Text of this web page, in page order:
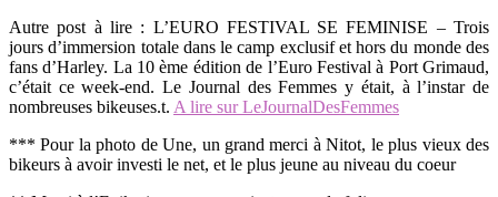
Autre post à lire : L’EURO FESTIVAL SE FEMINISE – Trois
jours d’immersion totale dans le camp exclusif et hors du monde des
fans d’Harley. La 10 ème édition de l’Euro Festival à Port Grimaud,
c’était ce week-end. Le Journal des Femmes y était, à l’instar de
nombreuses bikeuses.t. A lire sur LeJournalDesFemmes
*** Pour la photo de Une, un grand merci à Nitot, le plus vieux des
bikeurs à avoir investi le net, et le plus jeune au niveau du coeur